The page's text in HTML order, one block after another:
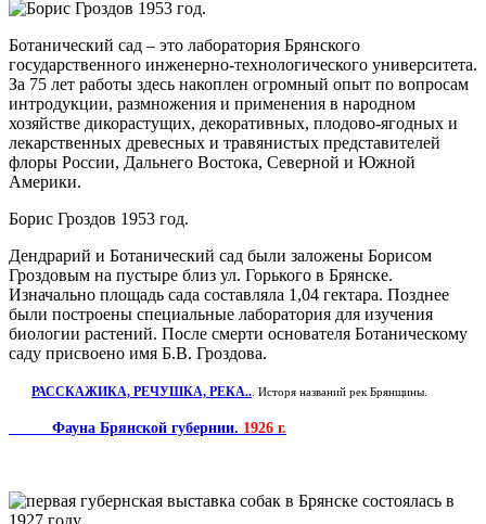
Ботанический сад – это лаборатория Брянского
государственного инженерно-технологического университета.
За 75 лет работы здесь накоплен огромный опыт по вопросам
интродукции, размножения и применения в народном
хозяйстве дикорастущих, декоративных, плодово-ягодных и
лекарственных древесных и травянистых представителей
флоры России, Дальнего Востока, Северной и Южной
Америки.
Борис Гроздов 1953 год.
Дендрарий и Ботанический сад были заложены Борисом
Гроздовым на пустыре близ ул. Горького в Брянске.
Изначально площадь сада составляла 1,04 гектара. Позднее
были построены специальные лаборатория для изучения
биологии растений. После смерти основателя Ботаническому
саду присвоено имя Б.В. Гроздова.
РАССКАЖИКА, РЕЧУШКА, РЕКА.. . Исторя названий рек Брянщины.
Фауна Брянской губернии. 1926 г.